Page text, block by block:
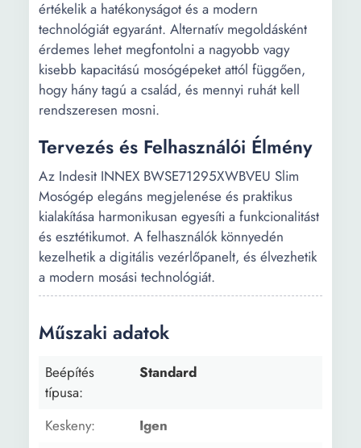
értékelik a hatékonyságot és a modern
technológiát egyaránt. Alternatív megoldásként
érdemes lehet megfontolni a nagyobb vagy
kisebb kapacitású mosógépeket attól függően,
hogy hány tagú a család, és mennyi ruhát kell
rendszeresen mosni.
Tervezés és Felhasználói Élmény
Az Indesit INNEX BWSE71295XWBVEU Slim
Mosógép elegáns megjelenése és praktikus
kialakítása harmonikusan egyesíti a funkcionalitást
és esztétikumot. A felhasználók könnyedén
kezelhetik a digitális vezérlőpanelt, és élvezhetik
a modern mosási technológiát.
Műszaki adatok
Beépítés
típusa:
Standard
Keskeny:
Igen